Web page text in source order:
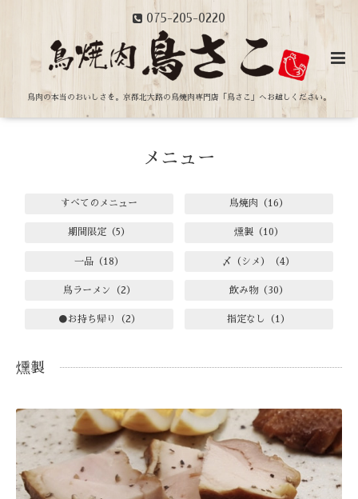
075-205-0220
鳥肉の本当のおいしさを。 京都北大路の鳥焼肉専門店「鳥さこ」へお越しください。
メニュー
すべてのメニュー 鳥焼肉（16）
期間限定（5） 燻製（10）
一品（18） 〆（シメ）（4）
鳥ラーメン（2） 飲み物（30）
●お持ち帰り（2） 指定なし（1）
燻製